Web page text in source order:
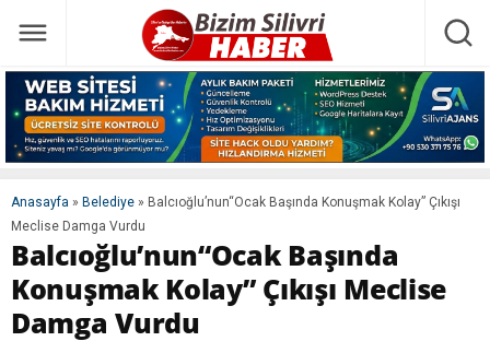
Anasayfa » Belediye » Balcıoğlu’nun“Ocak Başında Konuşmak Kolay” Çıkışı
Meclise Damga Vurdu
Balcıoğlu’nun“Ocak Başında
Konuşmak Kolay” Çıkışı Meclise
Damga Vurdu